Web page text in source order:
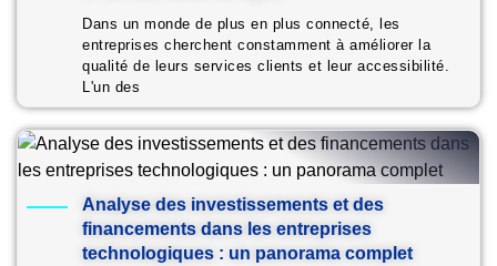
Dans un monde de plus en plus connecté, les
entreprises cherchent constamment à améliorer la
qualité de leurs services clients et leur accessibilité.
L'un des
Analyse des investissements et des
financements dans les entreprises
technologiques : un panorama complet